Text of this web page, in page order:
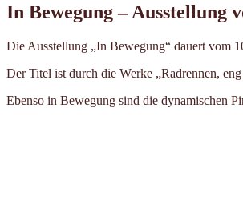
In Bewegung – Ausstellung
Die Ausstellung „In Bewegung“ dauert vom
Der Titel ist durch die Werke „Radrennen,
Ebenso in Bewegung sind die dynamischen